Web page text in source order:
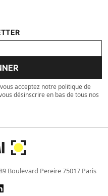
acceptez notre politique de
désinscrire en bas de tous nos
Boulevard Pereire 75017 Paris